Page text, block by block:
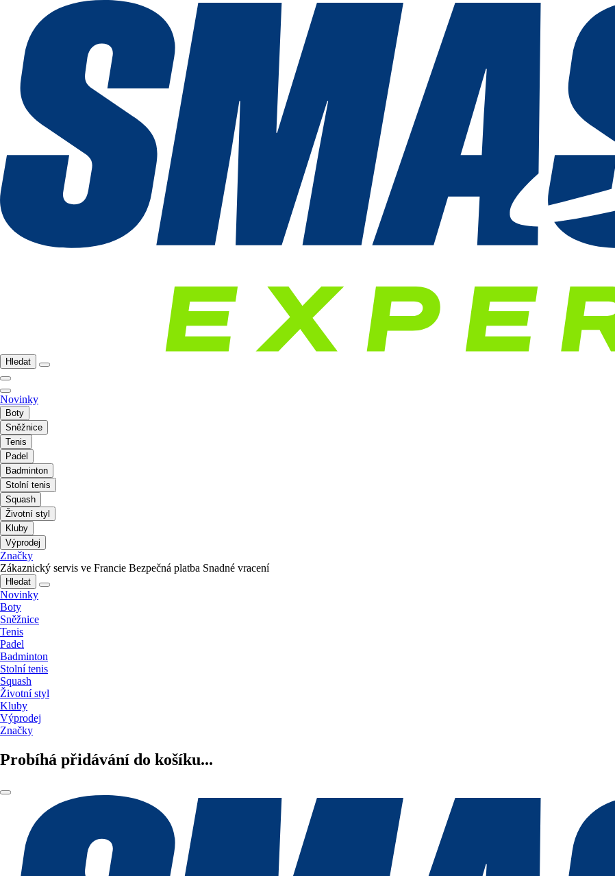
Hledat
Novinky
Boty
Sněžnice
Tenis
Padel
Badminton
Stolní tenis
Squash
Životní styl
Kluby
Výprodej
Značky
Zákaznický servis ve Francie Bezpečná platba Snadné vracení
Hledat
Novinky
Boty
Sněžnice
Tenis
Padel
Badminton
Stolní tenis
Squash
Životní styl
Kluby
Výprodej
Značky
Probíhá přidávání do košíku...